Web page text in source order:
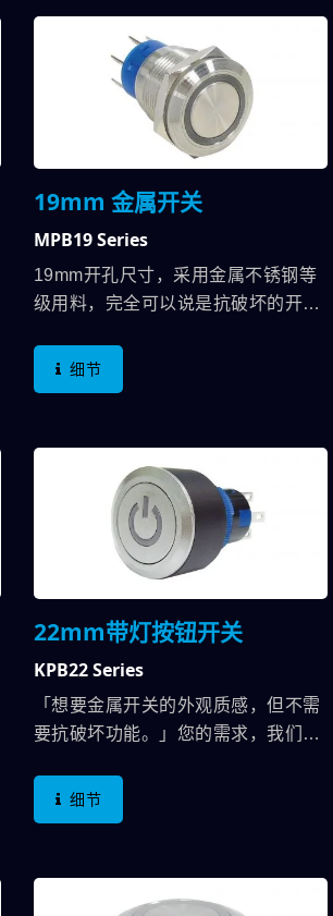
不会造成干涉、不舒服的情形；在作
动施力曲线的调整，让使用者按下
后，会自动引导到开关作用点，不会
产生误触或未触发的情形。另外，在
结构设计上的功夫，让这颗产品是市
场上最短小的开关，让客户的机构设
致，却能让电气规格达到2A的使用。
19mm 金属开关
MPB19 Series
19mm开孔尺寸，采用金属不锈钢等
级用料，完全可以说是抗破坏的开
心即使机构面板损害了金属开关也不
会被冲击破坏的现象产生；开关正面
关周围不会渗水进入机构里面。 德
利威金属开关是目前市场上少数拥有
UL认证的金属开关。在电气规格方面
可耐5A，作动在3A/250VAC，已可
以满足绝大部份的使用者，若要更高
细节
22mm带灯按钮开关
KPB22 Series
「想要金属开关的外观质感，但不需
要抗破坏功能。」您的需求，我们都
的功能与电气规格，使用塑胶外壳，
可以使用22mm开孔或16mm开孔安
生金属质感，让客户安装在设备上，
更具特色。 开关本身采用透光帽盖的
细节